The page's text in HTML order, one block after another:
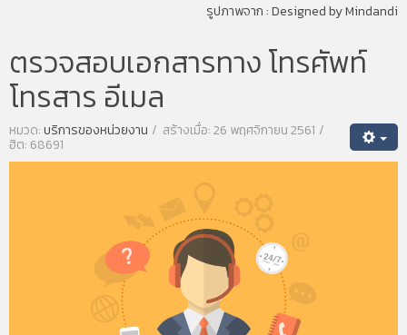
รูปภาพจาก :Designed by Mindandi
ตรวจสอบเอกสารทาง โทรศัพท์
โทรสาร อีเมล
หมวด:บริการของหน่วยงาน สร้างเมื่อ: 26 พฤศจิกายน 2561
ฮิต: 68691